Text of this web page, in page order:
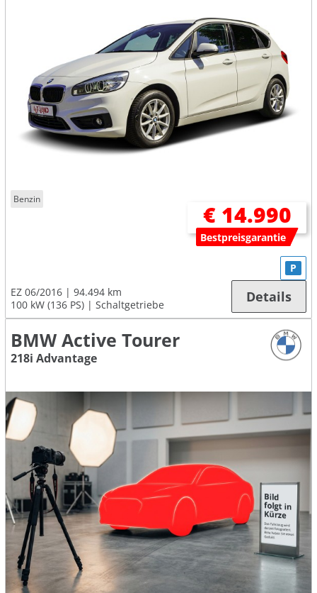
Benzin
€ 14.990
Bestpreisgarantie
EZ 06/2016
94.494 km
100 kW (136 PS)
Schaltgetriebe
P
Details
BMW Active Tourer
218i Advantage